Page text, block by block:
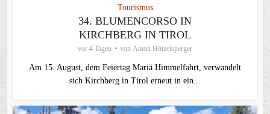
Tourismus
34. BLUMENCORSO IN
KIRCHBERG IN TIROL
vor 4 Tagen von Anton Hötzelsperger
Am 15. August, dem Feiertag Mariä Himmelfahrt, verwandelt
sich Kirchberg in Tirol erneut in ein...